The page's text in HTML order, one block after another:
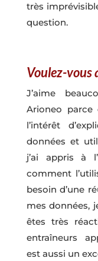
très
question.
Voulez-vous
J’aime
Arioneo
l’intérêt
données et
j’ai appris à
comment
besoin d’une
mes données,
êtes très
entraîneurs
est aussi un